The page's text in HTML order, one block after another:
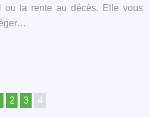
ou la rente au décès. Elle vous
2 3 4